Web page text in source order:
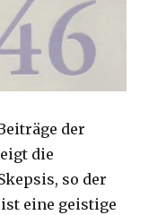
der
die
so der
eine geistige